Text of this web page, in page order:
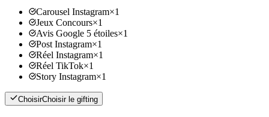
Carousel Instagram×1
Jeux Concours×1
Avis Google 5 étoiles×1
Post Instagram×1
Réel Instagram×1
Réel TikTok×1
Story Instagram×1
ChoisirChoisir le gifting